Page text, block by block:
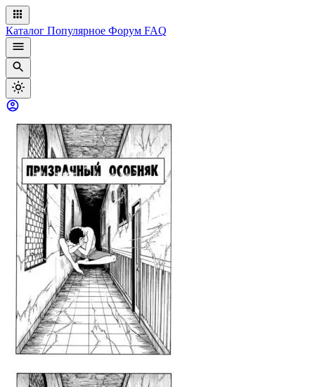
Каталог Популярное Форум FAQ